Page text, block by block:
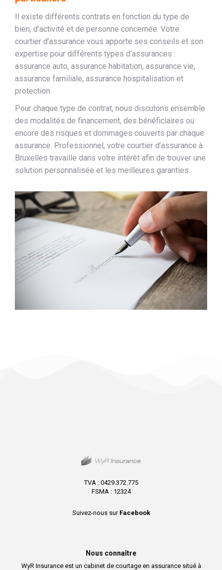
Il existe différents contrats en fonction du type de
bien, d’activité et de personne concernée. Votre
courtier d’assurance vous apporte ses conseils et son
expertise pour différents types d’assurances :
assurance auto, assurance habitation, assurance vie,
assurance familiale, assurance hospitalisation et
protection.
Pour chaque type de contrat, nous discutons ensemble
des modalités de financement, des bénéficiaires ou
encore des risques et dommages couverts par chaque
assurance. Professionnel, votre courtier d’assurance à
Bruxelles travaille dans votre intérêt afin de trouver une
solution personnalisée et les meilleures garanties.
TVA : 0429.372.775
FSMA : 12324
Suivez-nous sur Facebook
Nous connaître
WyR Insurance est un cabinet de courtage en assurance situé à